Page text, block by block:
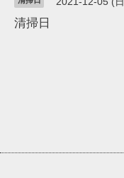
清掃日